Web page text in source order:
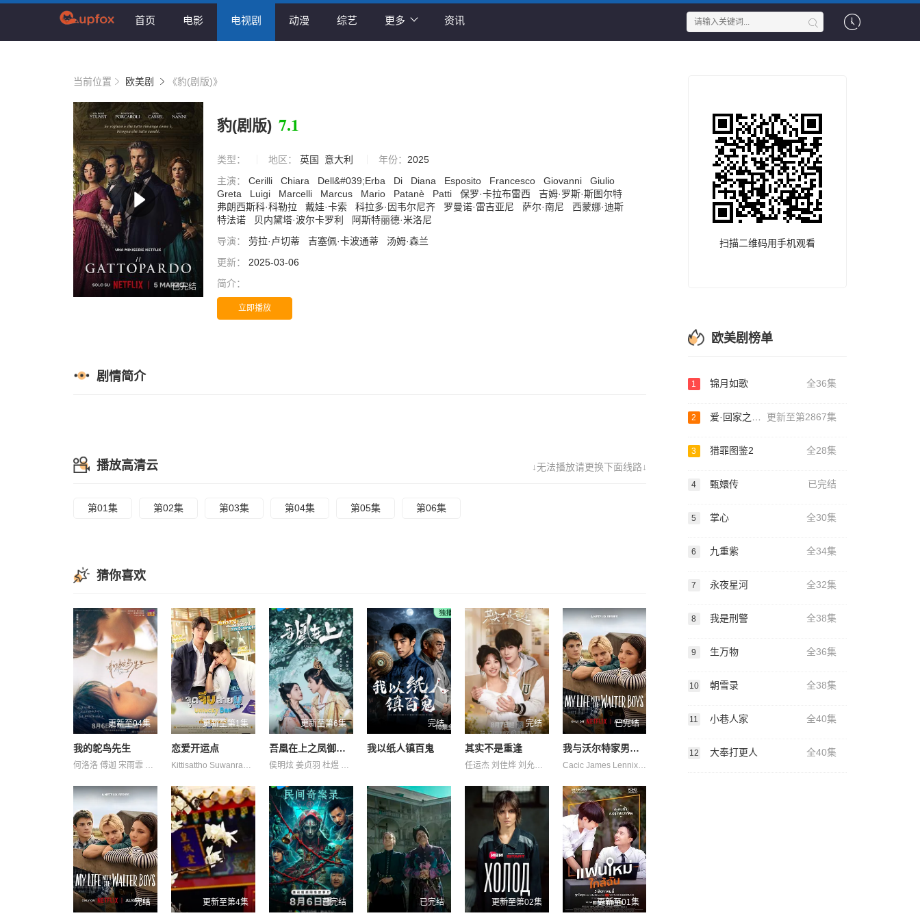
首页 电影 电视剧 动漫 综艺 更多 资讯
当前位置 欧美剧 《豹(剧版)》
已完结
豹(剧版) 7.1
类型： 地区： 英国 意大利 年份： 2025
主演：
Cerilli Chiara Dell&#039;Erba Di Diana Esposito Francesco Giovanni
Giulio
Greta
Luigi Marcelli Marcus Mario Patanè Patti 保罗·卡拉布雷西
吉姆·罗斯·斯图尔特
弗朗西斯科·科勒拉
戴娃·卡索 科拉多·因韦尔尼齐 罗曼诺·雷吉亚尼 萨尔·南尼
西蒙娜·迪斯
特法诺
贝内黛塔·波尔卡罗利
阿斯特丽德·米洛尼
导演：
劳拉·卢切蒂 吉塞佩·卡波通蒂
汤姆·森兰
更新：
2025-03-06
简介：
立即播放
剧情简介
↓无法播放请更换下面线路↓
播放高清云
第01集 第02集 第03集 第04集 第05集 第06集
猜你喜欢
更新至04集
我的鸵鸟先生
何洛洛 傅迦 宋雨霏 常铖 方晓东 王若衫 胡晓龙 苏晓彤 董璇 许淇杰 贾笑涵 陈冠甯
更新至第1集
恋爱开运点
Kittisattho Suwanrakanont Tiranat Tupthong 塔南·罗哈瓦塔那库 娜妮查·桑曼尼 帕纳功·拉克西里阿瑞 纳塔帕·宁吉拉瓦 纳帕特·帕查拉恰瓦雷
更新至第6集
吾凰在上之凤御四方
侯明炫 姜贞羽 杜煜 林亚冬 祖怀 赵一博 邓孝慈 郑千亦 郝熠然
完结
我以纸人镇百鬼
完结
其实不是重逢
任运杰 刘佳烨 刘允儿 刘思维 吴添豪 王欣政 金子璇 黄圣依
已完结
我与沃尔特家男孩的生活第三季
Cacic James Lennix Naveen Paddock Sally 保罗·麦克吉莱恩 妮基·罗德里格斯 杰克·曼利 柯瑞·福格尔玛尼斯 米娅·洛韦 约翰尼·林克 艾琳·卡普拉克 艾萨克·阿雷兰尼斯 诺亚·拉朗德 迈尔斯·佩雷斯 阿什比·金特里 马克·布鲁卡斯
完结 更新至第4集 已完结 已完结 更新至第02集 更新至01集
扫描二维码用手机观看
欧美剧榜单
1 锦月如歌 全36集
2 爱·回家之开心速递 更新至第2867集
3 猎罪图鉴2 全28集
4 甄嬛传 已完结
5 掌心 全30集
6 九重紫 全34集
7 永夜星河 全32集
8 我是刑警 全38集
9 生万物 全36集
10 朝雪录 全38集
11 小巷人家 全40集
12 大奉打更人 全40集